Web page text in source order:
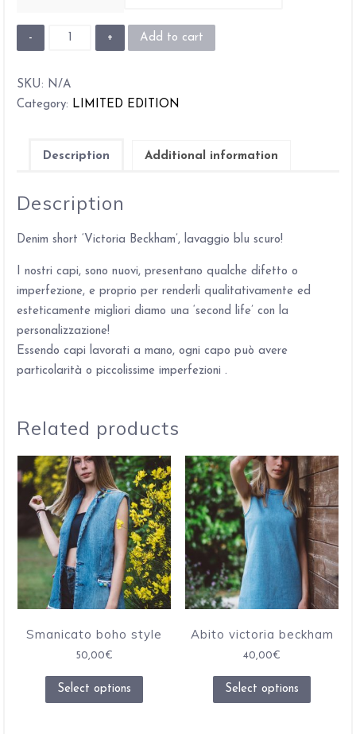
Short
Add to cart
SKU: N/A
Category: LIMITED EDITION
Description Additional information
Description
Denim short ‘Victoria Beckham’, lavaggio blu scuro!
I nostri capi, sono nuovi, presentano qualche difetto o
imperfezione, e proprio per renderli qualitativamente ed
esteticamente migliori diamo una ‘second life’ con la
personalizzazione!
Essendo capi lavorati a mano, ogni capo può avere
particolarità o piccolissime imperfezioni .
Related products
Smanicato boho style
50,00€
Select options
Abito victoria beckham
40,00€
Select options